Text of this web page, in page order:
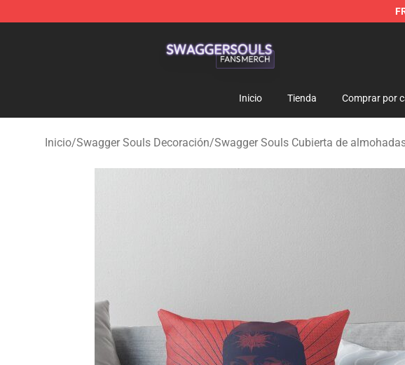
Inicio Tienda Comprar por
Inicio/Swagger Souls Decoración/Swagger Souls Cubierta de